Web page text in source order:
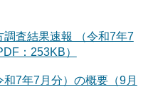
査結果速報 （令和7年7
：253KB）
7年7月分）の概要（9月